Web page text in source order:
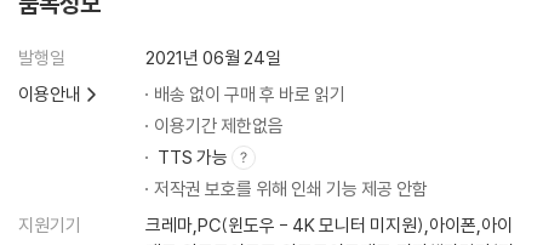
발행일
2021년 06월 24일
이용안내
배송 없이 구매 후 바로 읽기
이용기간 제한없음
TTS 가능
저작권 보호를 위해 인쇄 기능 제공 안함
지원기기
크레마,PC(윈도우 - 4K 모니터 미지원),아이폰,아이